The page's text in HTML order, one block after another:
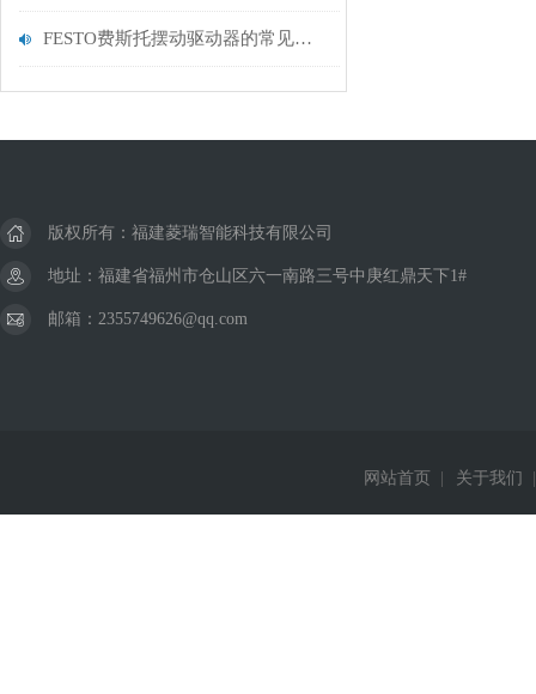
FESTO费斯托摆动驱动器的常见应用领域
版权所有：福建菱瑞智能科技有限公司
地址：福建省福州市仓山区六一南路三号中庚红鼎天下1#
邮箱：2355749626@qq.com
网站首页 关于我们